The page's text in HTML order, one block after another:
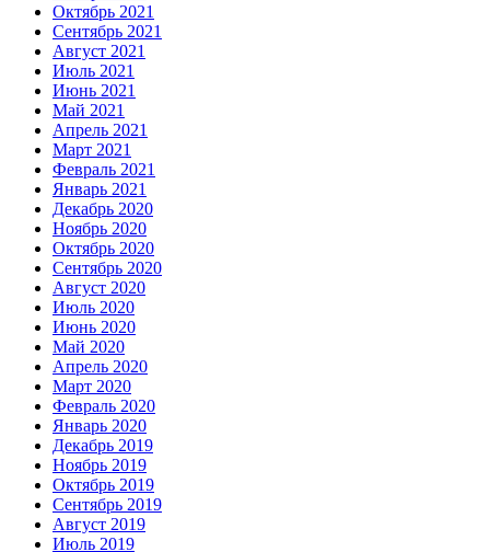
Октябрь 2021
Сентябрь 2021
Август 2021
Июль 2021
Июнь 2021
Май 2021
Апрель 2021
Март 2021
Февраль 2021
Январь 2021
Декабрь 2020
Ноябрь 2020
Октябрь 2020
Сентябрь 2020
Август 2020
Июль 2020
Июнь 2020
Май 2020
Апрель 2020
Март 2020
Февраль 2020
Январь 2020
Декабрь 2019
Ноябрь 2019
Октябрь 2019
Сентябрь 2019
Август 2019
Июль 2019